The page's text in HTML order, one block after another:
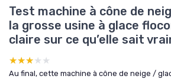
Test machine à cône de
la grosse usine à glace
claire sur ce qu’elle sait
★★★★★
★★★★★
Au final, cette machine à cône de neige /